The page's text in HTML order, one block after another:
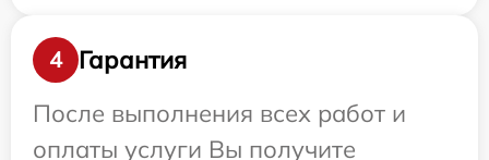
4
Гарантия
После выполнения всех работ и
оплаты услуги Вы получите